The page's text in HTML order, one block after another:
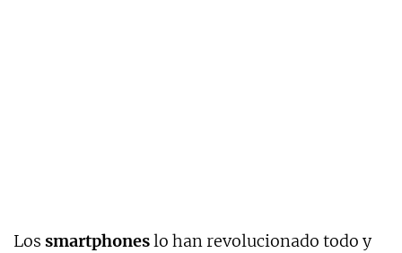
Los smartphoneslo han revolucionado todo y